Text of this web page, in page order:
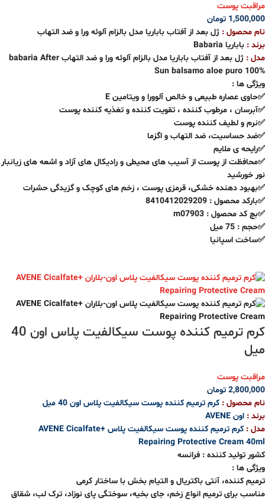
مراقبت پوست
1,500,000 تومان
نام محصول : ژل بعد از آفتاب باباریا مدل بالزام آلوئه ورا و ضد التهاب
برند : باباریا Babaria
مدل :
ژل بعد از آفتاب باباریا مدل بالزام آلوئه ورا و ضد التهاب babaria After
Sun balsamo aloe puro 100%
ویژگی ها :
✅حاوی عصاره طبیعی و خالص آلوورا و ویتامین E
✅آبرسان ، مرطوب کننده ، تقویت کننده و تغذیه کننده پوست
✅نرم و لطیف کننده پوست
✅ضد حساسیت، ضد التهاب و اگزما
✅رایحه ی ملایم
✅محافظت از پوست از آسیب های محیطی و رادیکال های آزاد و اشعه های زیانبار
نور خورشید
✅بهبود دهنده خشکی، قرمزی پوست ، زخم های کوچک و گزیدگی حشرات
✅بارکد محصول : 8410412029209
✅بچ کد محصول : m07903
✅حجم : 75 میل
✅ساخت اسپانیا
کرم ترمیم کننده پوست سیکالفیت پلاس اون 40
میل
مراقبت پوست
2,800,000 تومان
نام محصول : کرم ترمیم کننده پوست سیکالفیت پلاس اون 40 میل
برند : اون AVENE
مدل : کرم ترمیم کننده پوست سیکالفیت پلاس AVENE Cicalfate+
Repairing Protective Cream 40ml
کشور تولید کننده : فرانسه
ویژگی ها :
ترمیم کننده، آنتی باکتریال و التیام بخش با ساختار کرمی
مناسب برای ترمیم انواع زخم، جای بخیه، سوختگی پای نوزاد، ترک لب، شقاق